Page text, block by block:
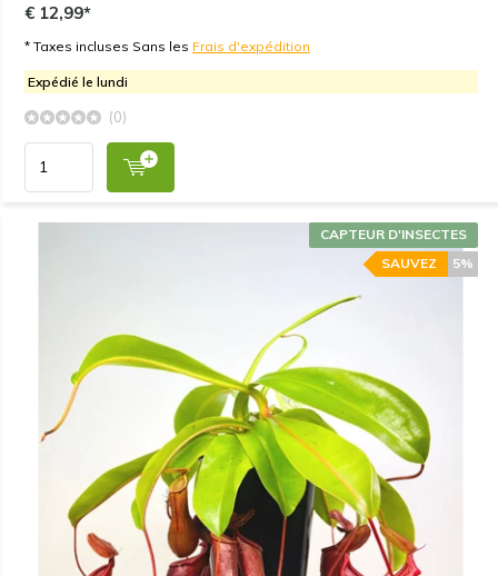
€ 12,99*
* Taxes incluses Sans les Frais d'expédition
Expédié le lundi
(0)
CAPTEUR D'INSECTES
5%
SAUVEZ